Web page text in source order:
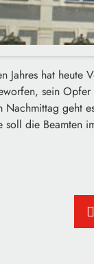
Jahres hat
sein
Nachmittag geht
die Beamten